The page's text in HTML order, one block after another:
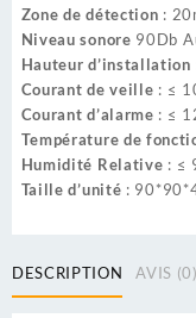
Zone de détection :
Niveau sonore 90Db
Hauteur d’installation
Courant de veille : ≤
Courant d’alarme : ≤
Température de
Humidité Relative : ≤
Taille d’unité :
DESCRIPTION AVIS (0)